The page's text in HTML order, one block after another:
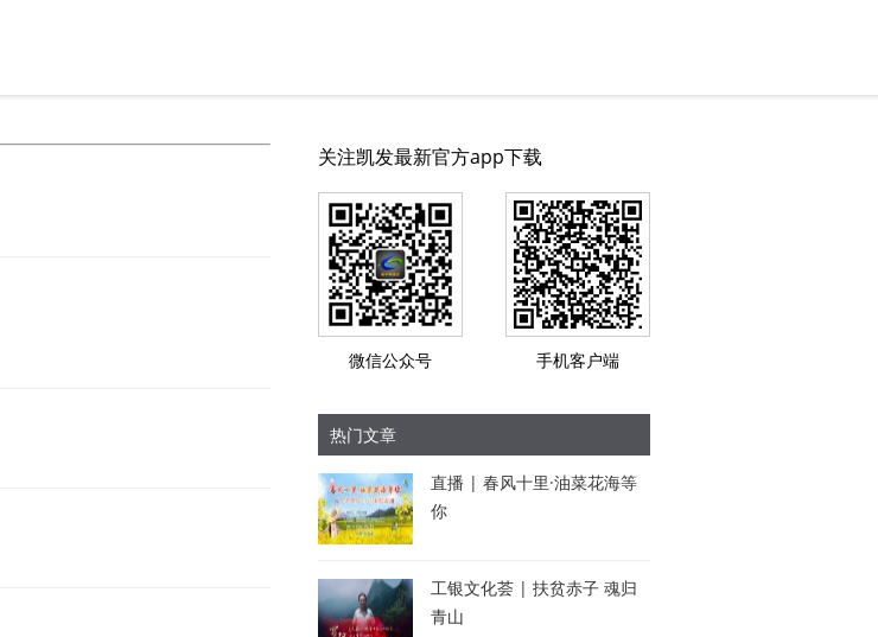
关注凯发最新官方app下载
微信公众号 手机客户端
热门文章
直播 | 春风十里·油菜花海等
你
工银文化荟 | 扶贫赤子 魂归
青山